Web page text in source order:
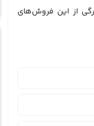
از این فروش‌های